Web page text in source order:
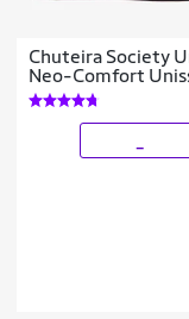
Chuteira Society
Neo-Comfort